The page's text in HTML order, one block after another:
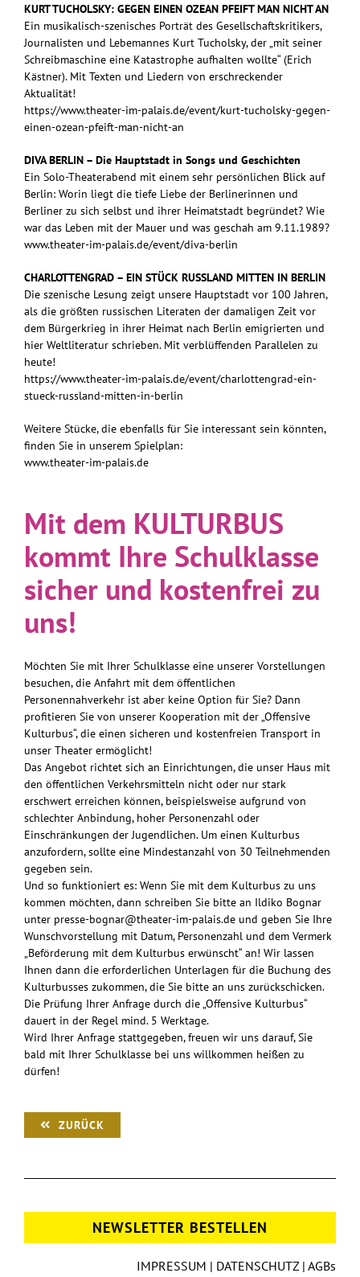
KURT TUCHOLSKY: GEGEN EINEN OZEAN PFEIFT MAN NICHT AN
Ein musikalisch-szenisches Porträt des Gesellschaftskritikers,
Journalisten und Lebemannes Kurt Tucholsky, der „mit seiner
Schreibmaschine eine Katastrophe aufhalten wollte“ (Erich
Kästner). Mit Texten und Liedern von erschreckender
Aktualität!
https://www.theater-im-palais.de/event/kurt-tucholsky-gegen-
einen-ozean-pfeift-man-nicht-an
DIVA BERLIN – Die Hauptstadt in Songs und Geschichten
Ein Solo-Theaterabend mit einem sehr persönlichen Blick auf
Berlin: Worin liegt die tiefe Liebe der Berlinerinnen und
Berliner zu sich selbst und ihrer Heimatstadt begründet? Wie
war das Leben mit der Mauer und was geschah am 9.11.1989?
www.theater-im-palais.de/event/diva-berlin
CHARLOTTENGRAD – EIN STÜCK RUSSLAND MITTEN IN BERLIN
Die szenische Lesung zeigt unsere Hauptstadt vor 100 Jahren,
als die größten russischen Literaten der damaligen Zeit vor
dem Bürgerkrieg in ihrer Heimat nach Berlin emigrierten und
hier Weltliteratur schrieben. Mit verblüffenden Parallelen zu
heute!
https://www.theater-im-palais.de/event/charlottengrad-ein-
stueck-russland-mitten-in-berlin
Weitere Stücke, die ebenfalls für Sie interessant sein könnten,
finden Sie in unserem Spielplan:
www.theater-im-palais.de
Mit dem KULTURBUS
kommt Ihre Schulklasse
sicher und kostenfrei zu
uns!
Möchten Sie mit Ihrer Schulklasse eine unserer Vorstellungen
besuchen, die Anfahrt mit dem öffentlichen
Personennahverkehr ist aber keine Option für Sie? Dann
profitieren Sie von unserer Kooperation mit der „Offensive
Kulturbus“, die einen sicheren und kostenfreien Transport in
unser Theater ermöglicht!
Das Angebot richtet sich an Einrichtungen, die unser Haus mit
den öffentlichen Verkehrsmitteln nicht oder nur stark
erschwert erreichen können, beispielsweise aufgrund von
schlechter Anbindung, hoher Personenzahl oder
Einschränkungen der Jugendlichen. Um einen Kulturbus
anzufordern, sollte eine Mindestanzahl von 30 Teilnehmenden
gegeben sein.
Und so funktioniert es: Wenn Sie mit dem Kulturbus zu uns
kommen möchten, dann schreiben Sie bitte an Ildiko Bognar
unter presse-bognar@theater-im-palais.deund geben Sie Ihre
Wunschvorstellung mit Datum, Personenzahl und dem Vermerk
„Beförderung mit dem Kulturbus erwünscht“ an! Wir lassen
Ihnen dann die erforderlichen Unterlagen für die Buchung des
Kulturbusses zukommen, die Sie bitte an uns zurückschicken.
Die Prüfung Ihrer Anfrage durch die „Offensive Kulturbus“
dauert in der Regel mind. 5 Werktage.
Wird Ihrer Anfrage stattgegeben, freuen wir uns darauf, Sie
bald mit Ihrer Schulklasse bei uns willkommen heißen zu
dürfen!
ZURÜCK
NEWSLETTER BESTELLEN
IMPRESSUM | DATENSCHUTZ|AGBs